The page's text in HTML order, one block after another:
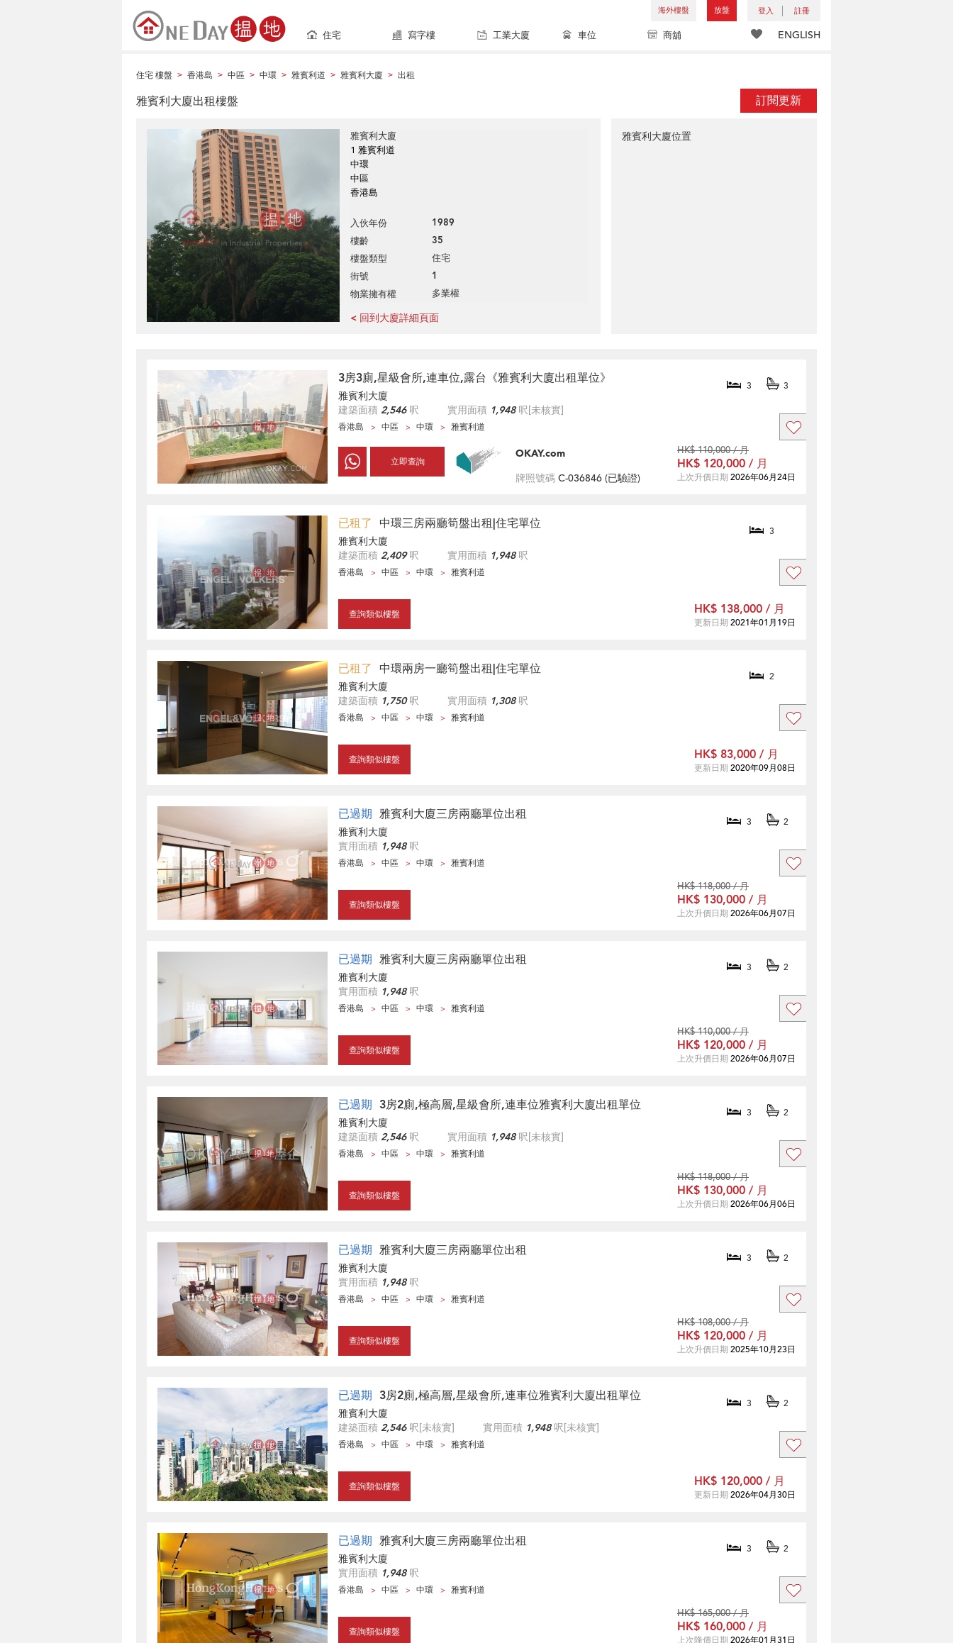
海外樓盤 放盤 登入 註冊
ENGLISH
住宅 寫字樓 工業大廈 車位 商舖
住宅 樓盤 > 香港島 > 中區 > 中環 > 雅賓利道 > 雅賓利大廈 > 出租
訂閱更新
雅賓利大廈出租樓盤
雅賓利大廈
1 雅賓利道
中環
中區
香港島
入伙年份 1989
樓齡 35
樓盤類型 住宅
街號 1
物業擁有權 多業權
< 回到大廈詳細頁面
雅賓利大廈位置
3房3廁,星級會所,連車位,露台《雅賓利大廈出租單位》 3 3
雅賓利大廈
建築面積 2,546呎 實用面積 1,948呎[未核實]
香港島 中區 中環 雅賓利道
立即查詢
OKAY.com
牌照號碼 C-036846 (已驗證)
HK$ 110,000 / 月
HK$ 120,000 / 月
上次升價日期 2026年06月24日
已租了 中環三房兩廳筍盤出租|住宅單位 3
雅賓利大廈
建築面積 2,409呎 實用面積 1,948呎
香港島 中區 中環 雅賓利道
查詢類似樓盤 HK$ 138,000 / 月
更新日期 2021年01月19日
已租了 中環兩房一廳筍盤出租|住宅單位 2
雅賓利大廈
建築面積 1,750呎 實用面積 1,308呎
香港島 中區 中環 雅賓利道
查詢類似樓盤 HK$ 83,000 / 月
更新日期 2020年09月08日
已過期 雅賓利大廈三房兩廳單位出租 3 2
雅賓利大廈
實用面積 1,948呎
香港島 中區 中環 雅賓利道
查詢類似樓盤
HK$ 118,000 / 月
HK$ 130,000 / 月
上次升價日期 2026年06月07日
已過期 雅賓利大廈三房兩廳單位出租 3 2
雅賓利大廈
實用面積 1,948呎
香港島 中區 中環 雅賓利道
查詢類似樓盤
HK$ 110,000 / 月
HK$ 120,000 / 月
上次升價日期 2026年06月07日
已過期 3房2廁,極高層,星級會所,連車位雅賓利大廈出租單位 3 2
雅賓利大廈
建築面積 2,546呎 實用面積 1,948呎[未核實]
香港島 中區 中環 雅賓利道
查詢類似樓盤
HK$ 118,000 / 月
HK$ 130,000 / 月
上次升價日期 2026年06月06日
已過期 雅賓利大廈三房兩廳單位出租 3 2
雅賓利大廈
實用面積 1,948呎
香港島 中區 中環 雅賓利道
查詢類似樓盤
HK$ 108,000 / 月
HK$ 120,000 / 月
上次升價日期 2025年10月23日
已過期 3房2廁,極高層,星級會所,連車位雅賓利大廈出租單位 3 2
雅賓利大廈
建築面積 2,546呎[未核實] 實用面積 1,948呎[未核實]
香港島 中區 中環 雅賓利道
查詢類似樓盤 HK$ 120,000 / 月
更新日期 2026年04月30日
已過期 雅賓利大廈三房兩廳單位出租 3 2
雅賓利大廈
實用面積 1,948呎
香港島 中區 中環 雅賓利道
查詢類似樓盤
HK$ 165,000 / 月
HK$ 160,000 / 月
上次降價日期 2026年01月31日